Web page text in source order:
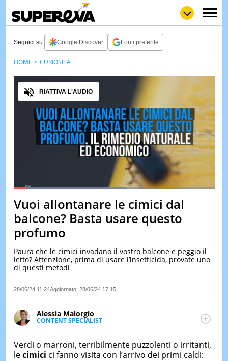
LOLGULP
LOVE
WOW
POP
NEWS
STORIE
VIDEO
& TV
QUIZ
TEST
DI
DI
Seguici su: Google Discover Fonti preferite
Pause Unmute
Loaded:56.65%
Audio
RIATTIVA L'AUDIO
Vuoi allontanare le cimici dal
balcone? Basta usare questo
profumo
Paura che le cimici invadano il vostro balcone e peggio il
letto? Attenzione, prima di usare l’insetticida, provate uno
di questi metodi
28/06/24 11:24Aggiornato: 28/06/24 17:15
Alessia Malorgio
CONTENT SPECIALIST
Ha conseguito un Master in Marketing Management
e Google Digital Training su Marketing digitale. Si
occupa della creazione di contenuti in ottica SEO e
dello sviluppo di strategie marketing attraverso
HOME CURIOSITÀ
Verdi o marroni, terribilmente puzzolenti o irritanti,
lecimici ci fanno visita con l’arrivo dei primi caldi: